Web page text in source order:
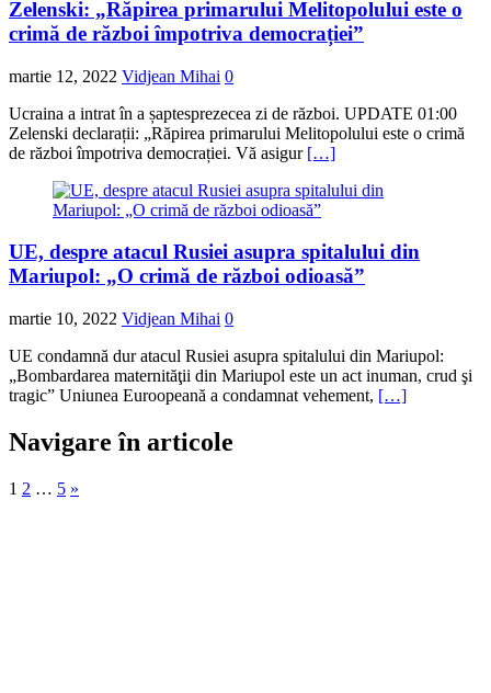
Zelenski: „Răpirea primarului Melitopolului este o
crimă de război împotriva democrației”
martie 12, 2022 Vidjean Mihai 0
Ucraina a intrat în a șaptesprezecea zi de război. UPDATE 01:00
Zelenski declarații: „Răpirea primarului Melitopolului este o crimă
de război împotriva democrației. Vă asigur […]
UE, despre atacul Rusiei asupra spitalului din
Mariupol: „O crimă de război odioasă”
martie 10, 2022 Vidjean Mihai 0
UE condamnă dur atacul Rusiei asupra spitalului din Mariupol:
„Bombardarea maternităţii din Mariupol este un act inuman, crud şi
tragic” Uniunea Euroopeană a condamnat vehement, […]
Navigare în articole
1 2 … 5 »